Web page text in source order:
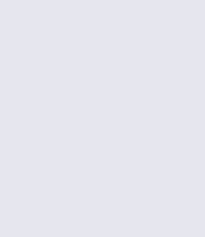
Отчеты Метрики:
7. Электронная